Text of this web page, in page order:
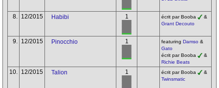
8. 12/2015 Habibi 1 écrit par Booba
&
Grant Decouto
9. 12/2015 Pinocchio 1 featuring Damso &
Gato
écrit par Booba
&
Richie Beats
10. 12/2015 Talion 1 écrit par Booba
&
Twinsmatic